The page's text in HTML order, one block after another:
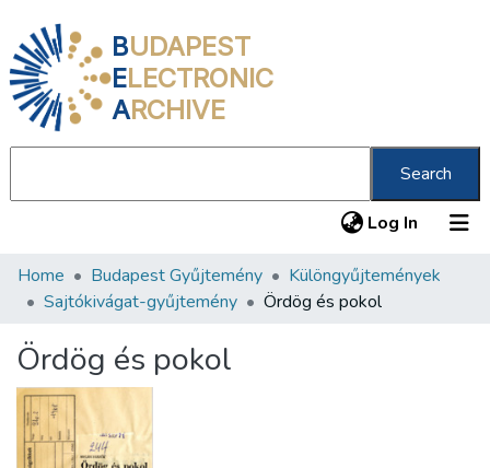
BUDAPEST
ELECTRONIC
ARCHIVE
Search
Log In (current)
Communities & Collections
Statistics
About us
Home Budapest Gyűjtemény
Különgyűjtemények
Sajtókivágat-gyűjtemény
Ördög és pokol
Ördög és pokol